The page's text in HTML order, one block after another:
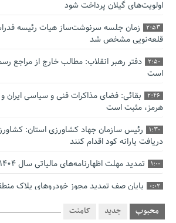
اولویت‌های گیلان پرداخت شود
2:53
زمان جلسه سرنوشت‌ساز هیات رئیسه
قلعه‌نویی مشخص شد
2:50
دفتر رهبر انقلاب: مطالب خارج از مراجع
است
2:46
بقائی: فضای مذاکرات فنی و سیاسی ایران و
هرمز، مثبت است
1:30
رئیس سازمان جهاد کشاورزی استان:
دریافت یارانه کود اقدام کنند
1:00 تمدید مهلت اظهارنامه‌های مالیاتی سال ۱۴۰۴ تا پایان شهریورماه
0:02 پایان صف تمدید مجوز خودروهای پلاک
0:00 صنایع گیلان برای زمستان سوخت دوم تأمینمحبوب جدید کامنت